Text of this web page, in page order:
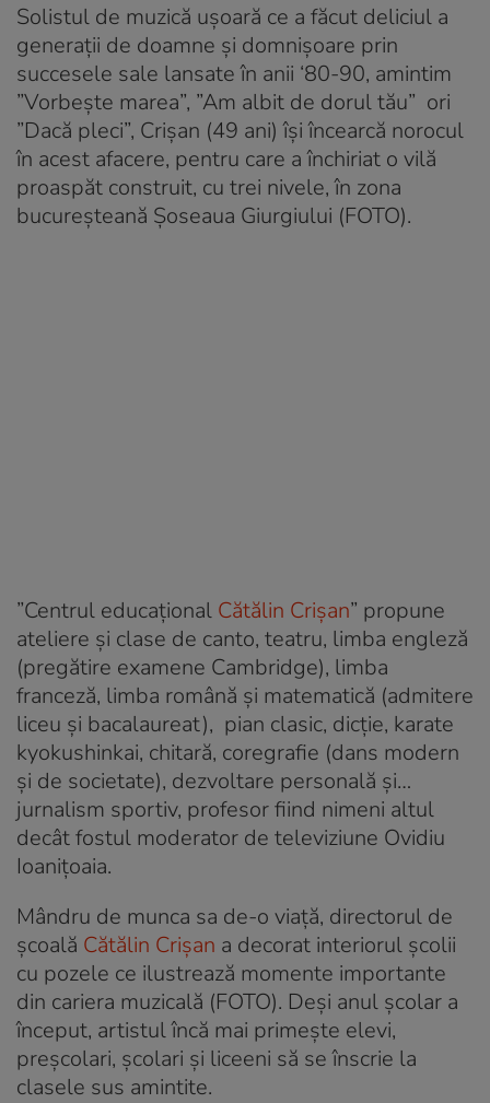
Solistul de muzică ușoară ce a făcut deliciul a
generații de doamne și domnișoare prin
succesele sale lansate în anii ‘80-90, amintim
”Vorbește marea”, ”Am albit de dorul tău” ori
”Dacă pleci”, Crișan (49 ani) își încearcă norocul
în acest afacere, pentru care a închiriat o vilă
proaspăt construit, cu trei nivele, în zona
bucureșteană Șoseaua Giurgiului (FOTO).
”Centrul educațional Cătălin Crișan” propune
ateliere și clase de canto, teatru, limba engleză
(pregătire examene Cambridge), limba
franceză, limba română și matematică (admitere
liceu și bacalaureat), pian clasic, dicție, karate
kyokushinkai, chitară, coregrafie (dans modern
și de societate), dezvoltare personală și…
jurnalism sportiv, profesor fiind nimeni altul
decât fostul moderator de televiziune Ovidiu
Ioanițoaia.
Mândru de munca sa de-o viață, directorul de
școală Cătălin Crișan a decorat interiorul școlii
cu pozele ce ilustrează momente importante
din cariera muzicală (FOTO). Deși anul școlar a
început, artistul încă mai primește elevi,
preșcolari, școlari și liceeni să se înscrie la
clasele sus amintite.